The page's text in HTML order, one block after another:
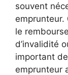
souvent
emprunteur.
le
d’invalidité
important
emprunteur